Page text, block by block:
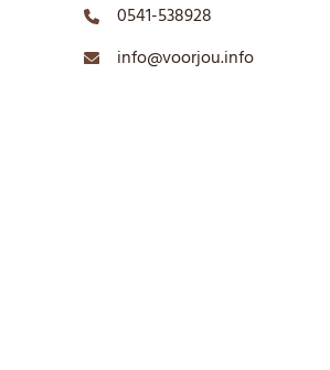
0541-538928
info@voorjou.info